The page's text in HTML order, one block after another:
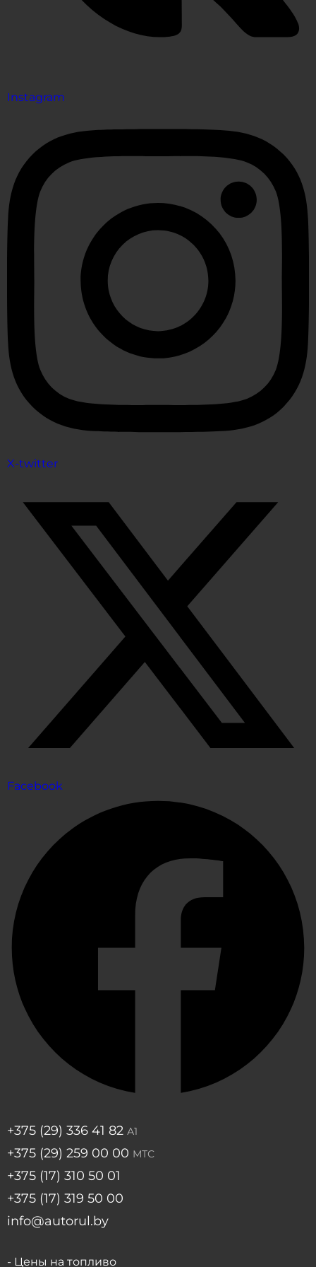
Instagram
X-twitter
Facebook
+375 (29) 336 41 82 А1
+375 (29) 259 00 00 МТС
+375 (17) 310 50 01
+375 (17) 319 50 00
info@autorul.by
- Цены на топливо